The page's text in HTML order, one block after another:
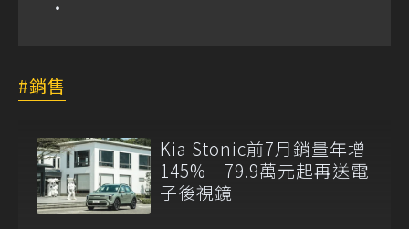
銷售
Kia Stonic前7月銷量年增
145% 79.9萬元起再送電
子後視鏡